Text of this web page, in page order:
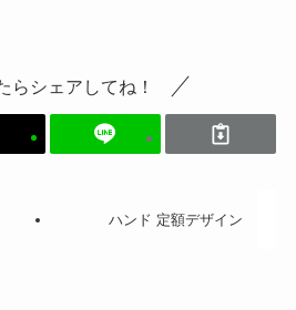
らシェアしてね！
ハンド 定額デザイン